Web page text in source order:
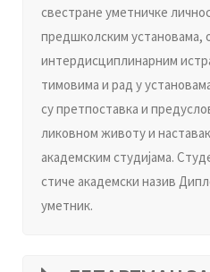
свестране уметничке
предшколским установама,
интердисциплинарним
тимовима и рад у
су претпоставка и
ликовном животу и
академским студијама.
стиче академски назив
уметник.